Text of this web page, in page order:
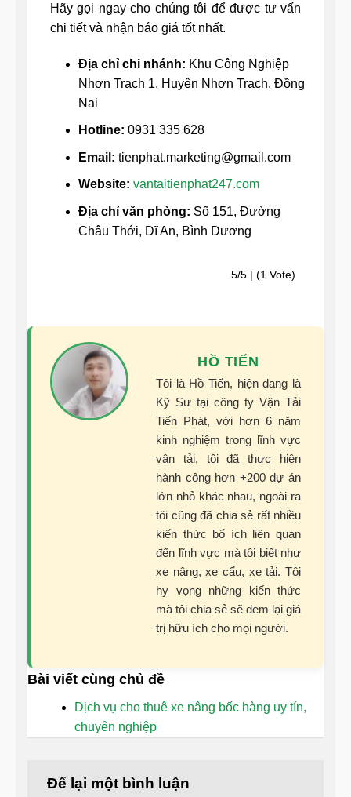
Hãy gọi ngay cho chúng tôi để được tư vấn
chi tiết và nhận báo giá tốt nhất.
Địa chỉ chi nhánh: Khu Công Nghiệp
Nhơn Trạch 1, Huyện Nhơn Trạch, Đồng
Nai
Hotline: 0931 335 628
Email: tienphat.marketing@gmail.com
Website: vantaitienphat247.com
Địa chỉ văn phòng: Số 151, Đường
Châu Thới, Dĩ An, Bình Dương
5/5 | (1 Vote)
HỒ TIẾN
Tôi là Hồ Tiến, hiện đang là
Kỹ Sư tại công ty Vận Tải
Tiến Phát, với hơn 6 năm
kinh nghiệm trong lĩnh vực
vận tải, tôi đã thực hiện
hành công hơn +200 dự án
lớn nhỏ khác nhau, ngoài ra
tôi cũng đã chia sẻ rất nhiều
kiến thức bổ ích liên quan
đến lĩnh vực mà tôi biết như
xe nâng, xe cẩu, xe tải. Tôi
hy vọng những kiến thức
mà tôi chia sẻ sẽ đem lại giá
trị hữu ích cho mọi người.
Bài viết cùng chủ đề
Dịch vụ cho thuê xe nâng bốc hàng uy tín,
chuyên nghiệp
Để lại một bình luận